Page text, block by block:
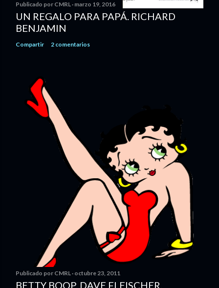
Publicado por CMRL marzo 19, 2016
UN REGALO PARA PAPÁ. RICHARD
BENJAMIN
Compartir 2 comentarios
Publicado por CMRL octubre 23, 2011
BETTY BOOP. DAVE FLEISCHER.